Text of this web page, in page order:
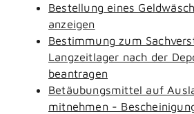
Bestellung eines
anzeigen
Bestimmung zum
Langzeitlager nach der
beantragen
Betäubungsmittel auf
mitnehmen -